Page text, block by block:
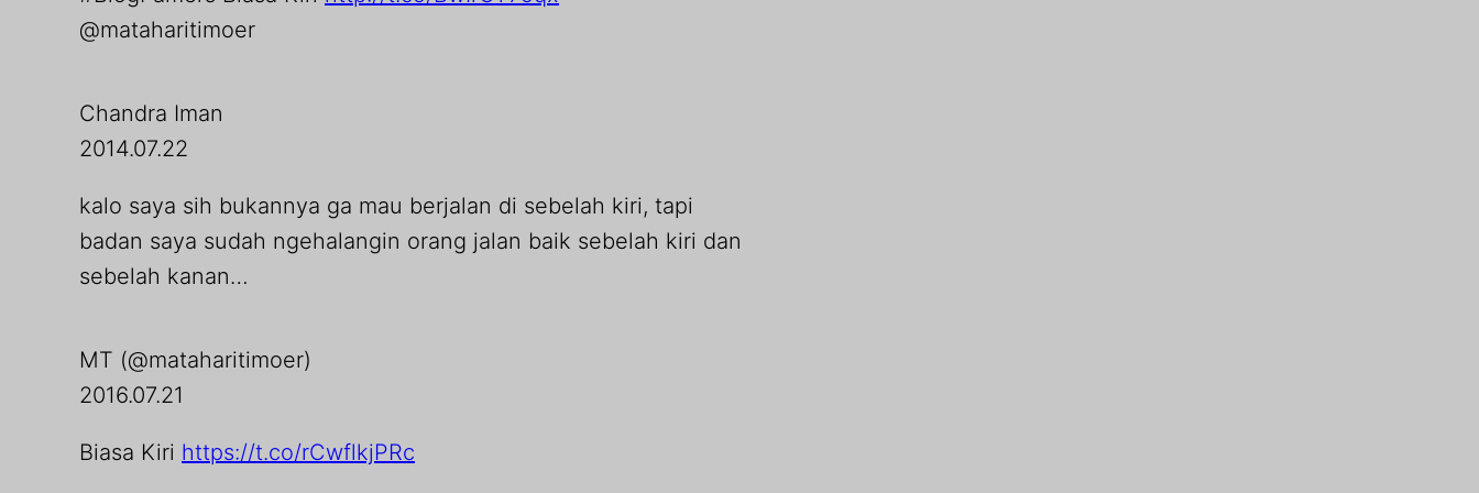
@mataharitimoer
Chandra Iman
2014.07.22
kalo saya sih bukannya ga mau berjalan di sebelah kiri, tapi
badan saya sudah ngehalangin orang jalan baik sebelah kiri dan
sebelah kanan…
MT (@mataharitimoer)
2016.07.21
Biasa Kiri https://t.co/rCwflkjPRc